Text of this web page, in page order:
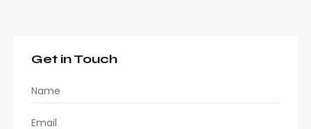
Get in Touch